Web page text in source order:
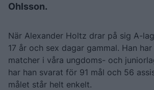
Ohlsson.
När Alexander Holtz drar på sig A-
17 år och sex dagar gammal. Han
matcher i våra ungdoms- och
har han svarat för 91 mål och 56
målet står helt enkelt.